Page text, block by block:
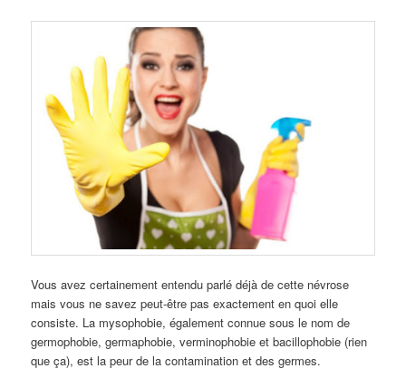
Vous avez certainement entendu parlé déjà de cette névrose
mais vous ne savez peut-être pas exactement en quoi elle
consiste. La mysophobie, également connue sous le nom de
germophobie, germaphobie, verminophobie et bacillophobie (rien
que ça), est la peur de la contamination et des germes.